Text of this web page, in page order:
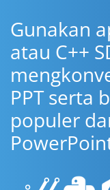
Gunakan
atau C++
PPT serta
populer